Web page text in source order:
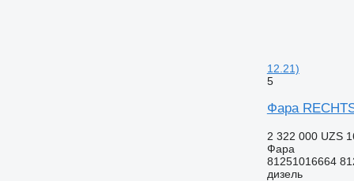
12.21)
5
Фара
2 322 000 UZS
Фара
81251016664
дизель